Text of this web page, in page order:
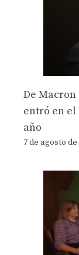
De Macron
entró en
año
7 de agosto de